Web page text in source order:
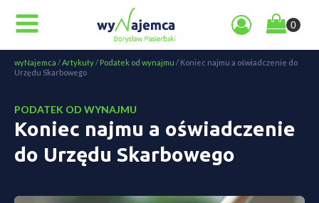
wyNajemca /Artykuły/ Podatek od wynajmu / Koniec najmu a oświadczenie do
Urzędu Skarbowego
PODATEK OD WYNAJMU
Koniec najmu a oświadczenie
do Urzędu Skarbowego